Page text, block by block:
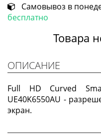
Самовывоз в
бесплатно
Товара
ОПИСАНИЕ
Full HD Curved
UE40K6550AU -
экран.